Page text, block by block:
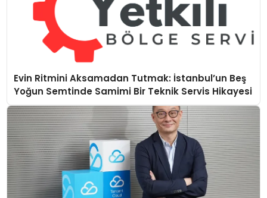
Evin Ritmini Aksamadan Tutmak: İstanbul’un Beş
Yoğun Semtinde Samimi Bir Teknik Servis Hikayesi